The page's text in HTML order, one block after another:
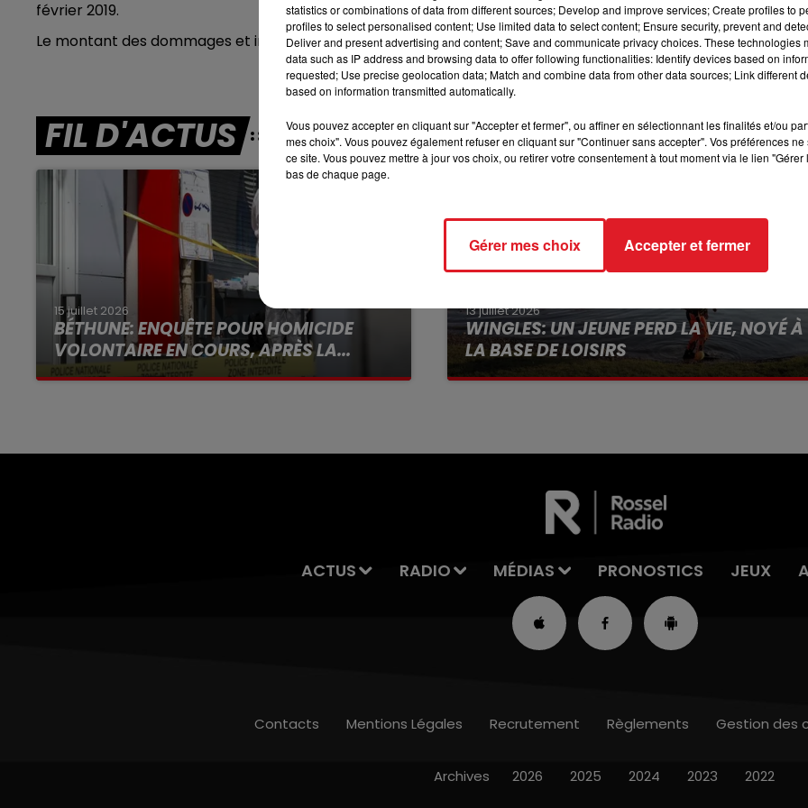
7h00 - 10h00
DEBOUT C'EST L'HEURE
12h00 - 13h00
RDL & VOUS
février 2019.
Le montant des dommages et intérêts sera fixé au cours d’une prochaine audience, en juin prochain.
FIL D'ACTUS
15 juillet 2026
BÉTHUNE: ENQUÊTE POUR HOMICIDE
VOLONTAIRE EN COURS, APRÈS LA...
Selon les premiers éléments, le logement
13 juillet 2026
WINGLES: UN JEUNE PERD LA VIE, NOYÉ À
LA BASE DE LOISIRS
La victime a coulé à pic
ACTUS RADIO MÉDIAS PRONOSTICS JEUX
Contacts Mentions Légales Recrutement Règlements Gestion des
Archives 2026 2025 2024 2023 2022
statistics or combinations of data from different sources; Develop and improve services; Create profiles to
profiles to select personalised content; Use limited data to select content; Ensure security, prevent and
Deliver and present advertising and content; Save and communicate privacy choices. These technologies
data such as IP address and browsing data to offer following functionalities: Identify devices based on
requested; Use precise geolocation data; Match and combine data from other data sources; Link different
based on information transmitted automatically.
Vous pouvez accepter en cliquant sur "Accepter et fermer", ou affiner en sélectionnant les finalités et/ou
mes choix". Vous pouvez également refuser en cliquant sur "Continuer sans accepter". Vos préférences
ce site. Vous pouvez mettre à jour vos choix, ou retirer votre consentement à tout moment via le lien
bas de chaque page.
Gérer mes choix Accepter et fermer